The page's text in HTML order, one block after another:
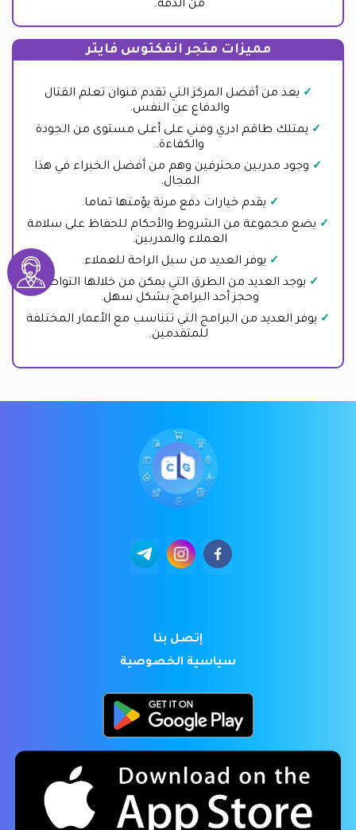
من الدقة.
مميزات متجر انفكتوس فايتر
يعد من أفضل المركز التي تقدم فنوان تعلم القتال
والدفاع عن النفس.
يمتلك طاقم ادري وفني على أعلى مستوى من الجودة
والكفاءة.
وجود مدربين محترفين وهم من أفضل الخبراء في هذا
المجال.
يقدم خيارات دفع مرنة يؤمنها تماما.
يضع مجموعة من الشروط والأحكام للحفاظ على سلامة
العملاء والمدربين.
يوفر العديد من سبل الراحة للعملاء.
يوجد العديد من الطرق التي يمكن من خلالها التواصل
وحجز أحد البرامج بشكل سهل.
يوفر العديد من البرامج التي تتناسب مع الأعمار المختلفة
للمتقدمين.
إتصل بنا
سياسية الخصوصية